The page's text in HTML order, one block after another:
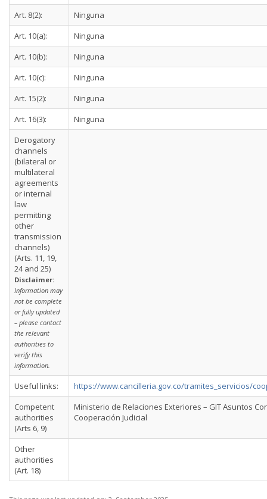
Art. 8(2):
Ninguna
Art. 10(a):
Ninguna
Art. 10(b):
Ninguna
Art. 10(c):
Ninguna
Art. 15(2):
Ninguna
Art. 16(3):
Ninguna
Derogatory
channels
(bilateral or
multilateral
agreements
or internal
law
permitting
other
transmission
channels)
(Arts. 11, 19,
24 and 25)
Disclaimer:
Information may
not be complete
or fully updated
– please contact
the relevant
authorities to
verify this
information.
Useful links:
https://www.cancilleria.gov.co/tramites_servicios/
Competent
authorities
(Arts 6, 9)
Ministerio de Relaciones Exteriores – GIT Asuntos
Cooperación Judicial
Other
authorities
(Art. 18)